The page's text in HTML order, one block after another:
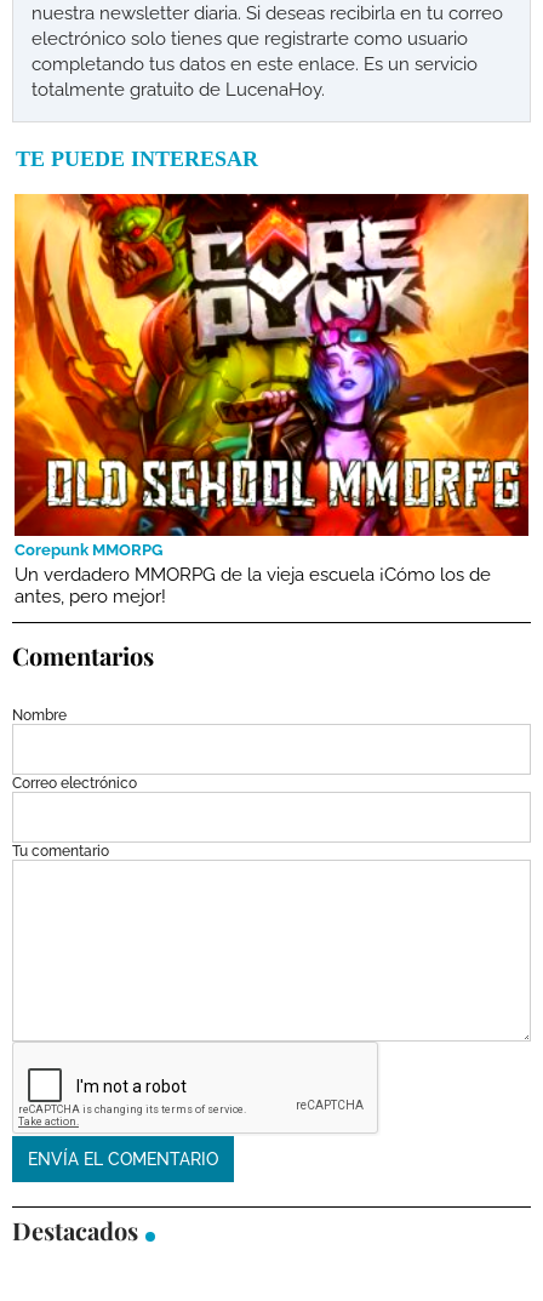
nuestra newsletter diaria. Si deseas recibirla en tu correo
electrónico solo tienes que registrarte como usuario
completando tus datos en este enlace. Es un servicio
totalmente gratuito de LucenaHoy.
TE PUEDE INTERESAR
Corepunk MMORPG
Un verdadero MMORPG de la vieja escuela ¡Cómo los de
antes, pero mejor!
Comentarios
Nombre
Correo electrónico
Tu comentario
Destacados